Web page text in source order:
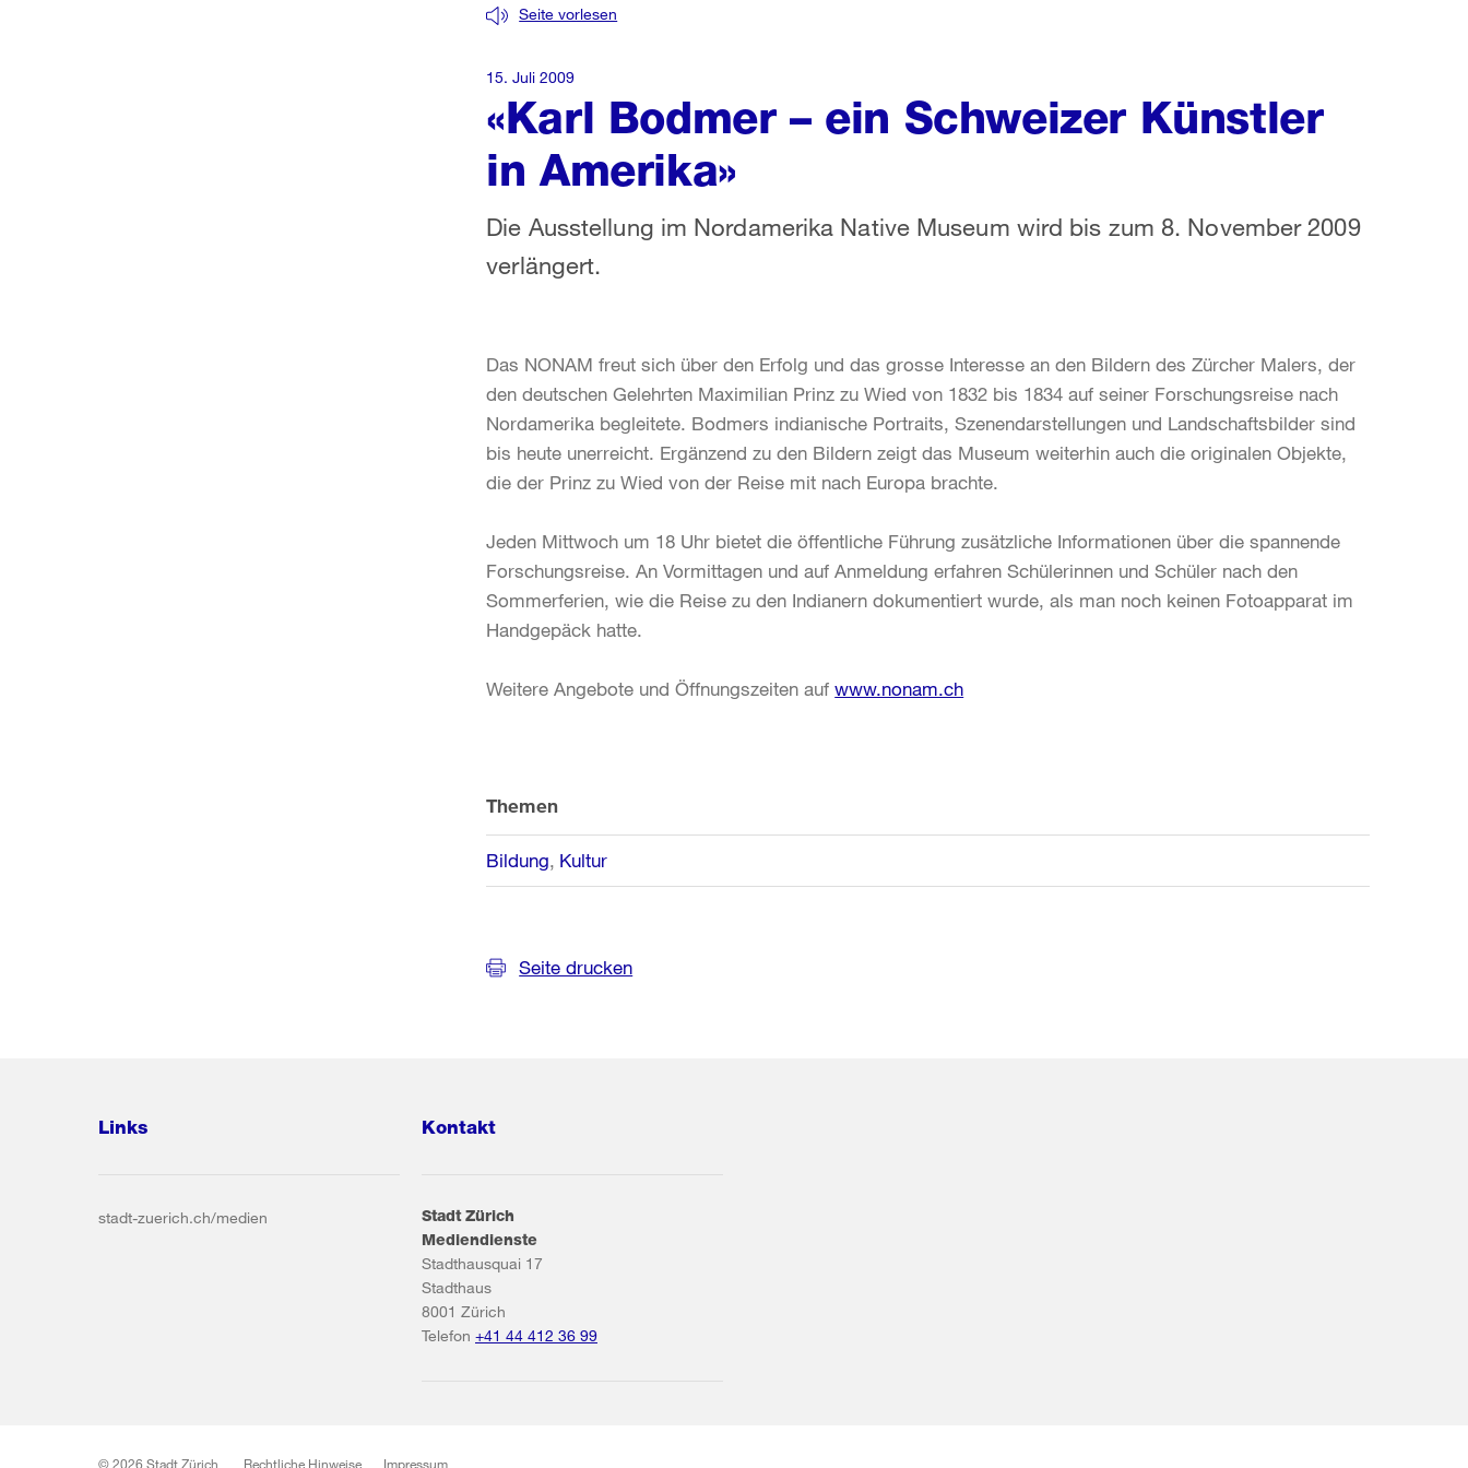
«Karl Bodmer – ein Schweizer Künstler
in Amerika»
Seite vorlesen
Die Ausstellung im Nordamerika Native Museum wird bis zum 8. November 2009
verlängert.
15. Juli 2009
Das NONAM freut sich über den Erfolg und das grosse Interesse an den Bildern des Zürcher Malers, der
den deutschen Gelehrten Maximilian Prinz zu Wied von 1832 bis 1834 auf seiner Forschungsreise nach
Nordamerika begleitete. Bodmers indianische Portraits, Szenendarstellungen und Landschaftsbilder sind
bis heute unerreicht. Ergänzend zu den Bildern zeigt das Museum weiterhin auch die originalen Objekte,
die der Prinz zu Wied von der Reise mit nach Europa brachte.
Jeden Mittwoch um 18 Uhr bietet die öffentliche Führung zusätzliche Informationen über die spannende
Forschungsreise. An Vormittagen und auf Anmeldung erfahren Schülerinnen und Schüler nach den
Sommerferien, wie die Reise zu den Indianern dokumentiert wurde, als man noch keinen Fotoapparat im
Handgepäck hatte.
Weitere Angebote und Öffnungszeiten aufwww.nonam.ch
Informationen
Themen
Bildung Kultur
Seite drucken
Links
stadt-zuerich.ch/medien
Kontakt
Stadt Zürich
Mediendienste
Stadthausquai 17
Stadthaus
8001 Zürich
Telefon +41 44 412 36 99
© 2026 Stadt Zürich Rechtliche Hinweise Impressum